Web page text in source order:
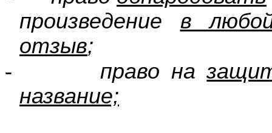
произведение в
отзыв;
-
право на
название;